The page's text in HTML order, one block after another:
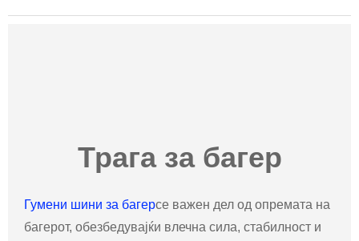
Трага за багер
Гумени шини за багерсе важен дел од опремата на
багерот, обезбедувајќи влечна сила, стабилност и